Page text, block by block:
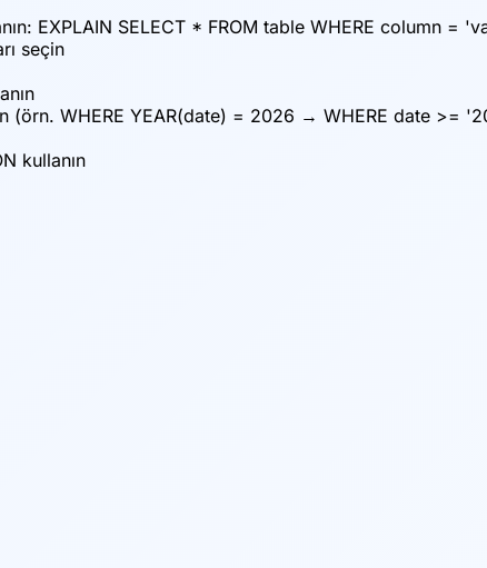
EXPLAIN SELECT * FROM table WHERE column =
seçin
(örn. WHERE YEAR(date) = 2026 → WHERE date >=
kullanın